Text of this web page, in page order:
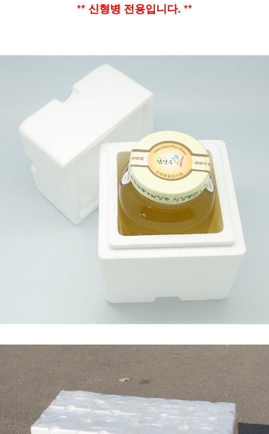
** 신형병 전용입니다. **